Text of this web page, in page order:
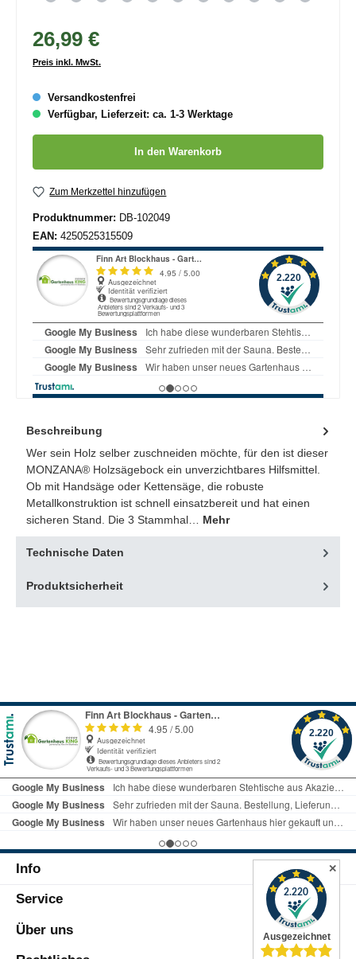
26,99 €
Preis inkl. MwSt.
Versandkostenfrei
Verfügbar, Lieferzeit: ca. 1-3 Werktage
In den Warenkorb
Zum Merkzettel hinzufügen
Produktnummer: DB-102049
EAN: 4250525315509
Beschreibung
Wer sein Holz selber zuschneiden möchte, für den ist dieser
MONZANA® Holzsägebock ein unverzichtbares Hilfsmittel.
Ob mit Handsäge oder Kettensäge, die robuste
Metallkonstruktion ist schnell einsatzbereit und hat einen
sicheren Stand. Die 3 Stammhal… Mehr
Technische Daten
Produktsicherheit
Info
Service
Über uns
✕